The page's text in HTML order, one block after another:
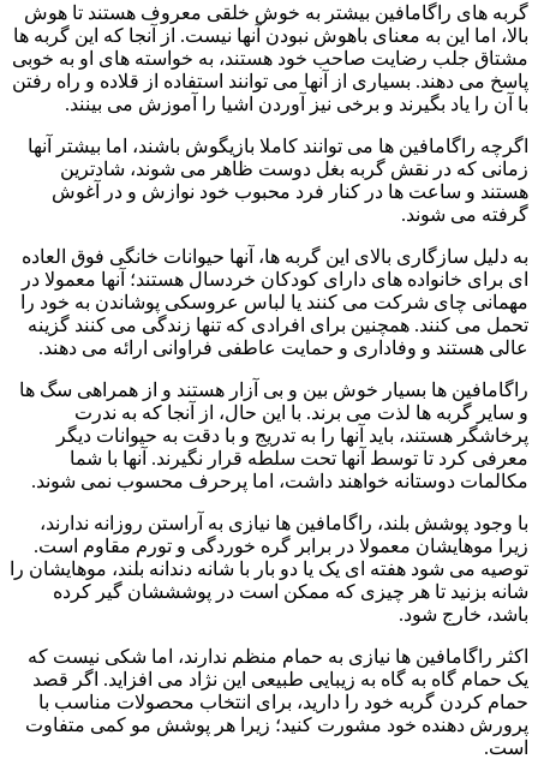
گربه‌ های راگامافین بیشتر به خوش‌ خلقی معروف هستند تا هوش
بالا، اما این به معنای باهوش نبودن آنها نیست. از آنجا که این گربه‌ ها
مشتاق جلب رضایت صاحب خود هستند، به خواسته‌ های او به خوبی
پاسخ می‌ دهند. بسیاری از آنها می‌ توانند استفاده از قلاده و راه رفتن
با آن را یاد بگیرند و برخی نیز آوردن اشیا را آموزش می‌ بینند.
اگرچه راگامافین‌ ها می‌ توانند کاملا بازیگوش باشند، اما بیشتر آنها
زمانی که در نقش گربه بغل‌ دوست ظاهر می‌ شوند، شادترین
هستند و ساعت ها در کنار فرد محبوب خود نوازش و در آغوش
گرفته می‌ شوند.
به دلیل سازگاری بالای این گربه‌ ها، آنها حیوانات خانگی فوق‌ العاده‌
ای برای خانواده‌ های دارای کودکان خردسال هستند؛ آنها معمولا در
مهمانی چای شرکت می‌ کنند یا لباس عروسکی پوشاندن به خود را
تحمل می‌ کنند. همچنین برای افرادی که تنها زندگی می‌ کنند گزینه
عالی‌ هستند و وفاداری و حمایت عاطفی فراوانی ارائه می‌ دهند.
راگامافین‌ ها بسیار خوش‌ بین و بی‌ آزار هستند و از همراهی سگ‌ ها
و سایر گربه‌ ها لذت می‌ برند. با این حال، از آنجا که به ندرت
پرخاشگر هستند، باید آنها را به تدریج و با دقت به حیوانات دیگر
معرفی کرد تا توسط آنها تحت سلطه قرار نگیرند. آنها با شما
مکالمات دوستانه خواهند داشت، اما پرحرف محسوب نمی‌ شوند.
با وجود پوشش بلند، راگامافین‌ ها نیازی به آراستن روزانه ندارند،
زیرا موهایشان معمولا در برابر گره‌ خوردگی و تورم مقاوم است.
توصیه می‌ شود هفته‌ ای یک یا دو بار با شانه دندانه‌ بلند، موهایشان را
شانه بزنید تا هر چیزی که ممکن است در پوشششان گیر کرده
باشد، خارج شود.
اکثر راگامافین‌ ها نیازی به حمام منظم ندارند، اما شکی نیست که
یک حمام گاه‌ به‌ گاه به زیبایی طبیعی این نژاد می‌ افزاید. اگر قصد
حمام کردن گربه خود را دارید، برای انتخاب محصولات مناسب با
پرورش‌ دهنده خود مشورت کنید؛ زیرا هر پوشش مو کمی متفاوت
است.